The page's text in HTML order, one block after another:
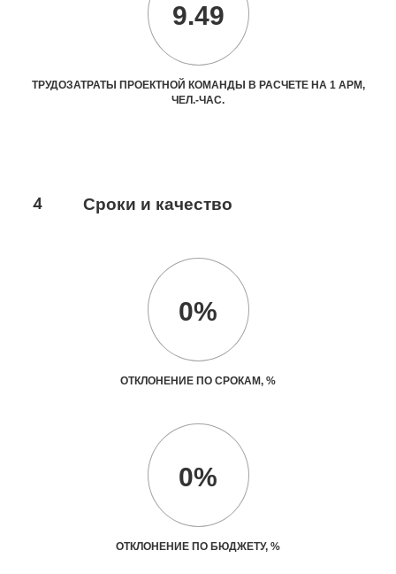
9.49
ТРУДОЗАТРАТЫ ПРОЕКТНОЙ КОМАНДЫ В РАСЧЕТЕ НА 1 АРМ,
ЧЕЛ.-ЧАС.
4 Сроки и качество
0%
ОТКЛОНЕНИЕ ПО СРОКАМ, %
0%
ОТКЛОНЕНИЕ ПО БЮДЖЕТУ, %